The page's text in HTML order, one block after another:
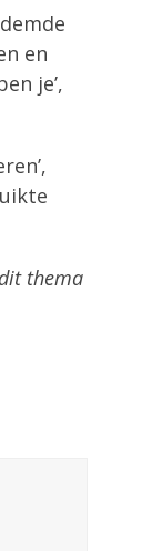
en
je’,
thema